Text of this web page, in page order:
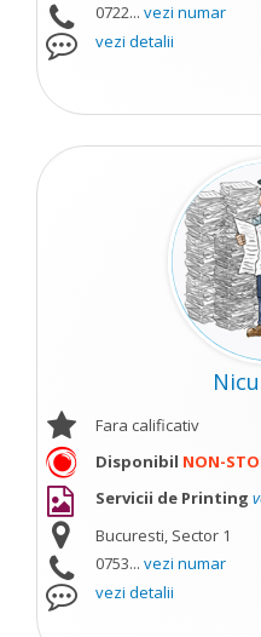
0722... vezi numar
vezi detalii
Fara calificativ
Disponibil NON-
Servicii de Printing
Bucuresti, Sector 1
0753... vezi numar
vezi detalii